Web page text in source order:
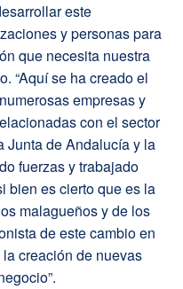
este
y personas para
que necesita nuestra
“Aquí se ha creado el
empresas y
con el sector
Junta de Andalucía y la
fuerzas y trabajado
bien es cierto que es la
malagueños y de los
de este cambio en
creación de nuevas